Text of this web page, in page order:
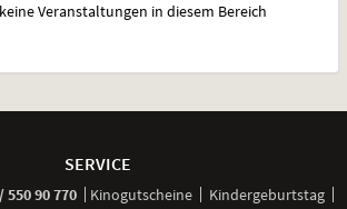
Veranstaltungen in diesem Bereich
SERVICE
550 90 770anrufen
Kinogutscheine
Kindergeburtstag